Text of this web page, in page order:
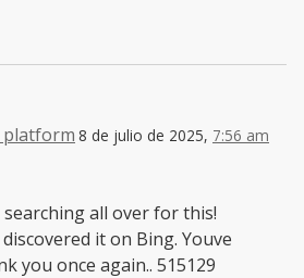
platform 8 de julio de 2025, 7:56 am
all over for this!
it on Bing. Youve
you once again.. 515129